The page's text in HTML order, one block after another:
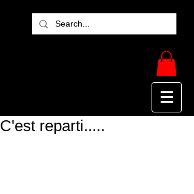
C'est reparti.....